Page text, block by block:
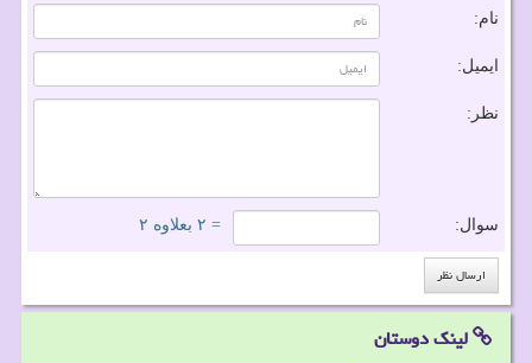
نام:
ایمیل:
نظر:
سوال: = ۲ بعلاوه ۲
لینک دوستان